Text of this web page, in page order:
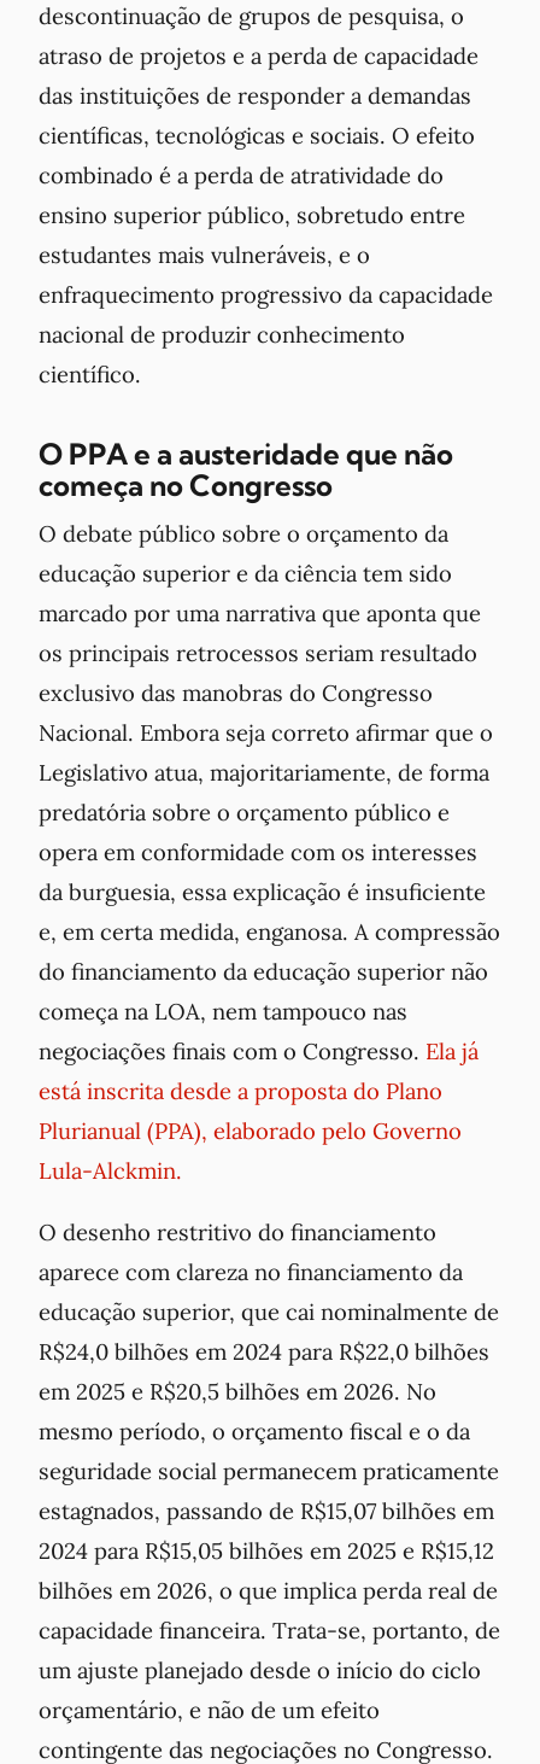
descontinuação de grupos de pesquisa, o
atraso de projetos e a perda de capacidade
das instituições de responder a demandas
científicas, tecnológicas e sociais. O efeito
combinado é a perda de atratividade do
ensino superior público, sobretudo entre
estudantes mais vulneráveis, e o
enfraquecimento progressivo da capacidade
nacional de produzir conhecimento
científico.
O PPA e a austeridade que não
começa no Congresso
O debate público sobre o orçamento da
educação superior e da ciência tem sido
marcado por uma narrativa que aponta que
os principais retrocessos seriam resultado
exclusivo das manobras do Congresso
Nacional. Embora seja correto afirmar que o
Legislativo atua, majoritariamente, de forma
predatória sobre o orçamento público e
opera em conformidade com os interesses
da burguesia, essa explicação é insuficiente
e, em certa medida, enganosa. A compressão
do financiamento da educação superior não
começa na LOA, nem tampouco nas
negociações finais com o Congresso. Ela já
está inscrita desde a proposta do Plano
Plurianual (PPA), elaborado pelo Governo
Lula-Alckmin.
O desenho restritivo do financiamento
aparece com clareza no financiamento da
educação superior, que cai nominalmente de
R$24,0 bilhões em 2024 para R$22,0 bilhões
em 2025 e R$20,5 bilhões em 2026. No
mesmo período, o orçamento fiscal e o da
seguridade social permanecem praticamente
estagnados, passando de R$15,07 bilhões em
2024 para R$15,05 bilhões em 2025 e R$15,12
bilhões em 2026, o que implica perda real de
capacidade financeira. Trata-se, portanto, de
um ajuste planejado desde o início do ciclo
orçamentário, e não de um efeito
contingente das negociações no Congresso.